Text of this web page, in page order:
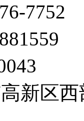
7752
新区西